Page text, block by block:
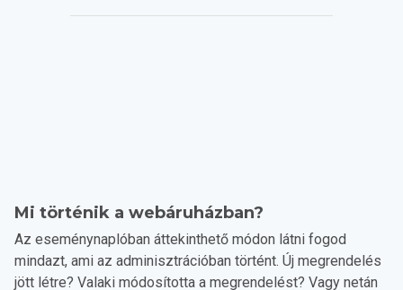
Mi történik a webáruházban?
Az eseménynaplóban áttekinthető módon látni fogod
mindazt, ami az adminisztrációban történt. Új megrendelés
jött létre? Valaki módosította a megrendelést? Vagy netán